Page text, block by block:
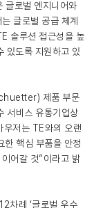
글로벌 엔지니어와
글로벌 공급 체계
솔루션 접근성을 높
있도록 지원하고 있
제품 부문
서비스 유통기업상
우저는 TE와의 오랜
한 핵심 부품을 안정
어갈 것”이라고 밝
차례 ‘글로벌 우수